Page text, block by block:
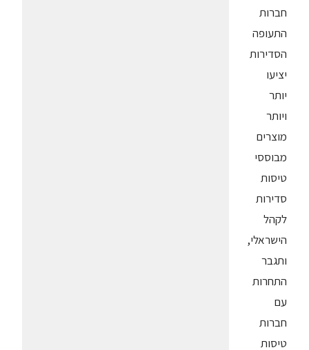
חברות
התעופה
הסדירות
יציעו
יותר
ויותר
מוצרים
מבוססי
טיסות
סדירות
לקהל
הישראלי,
ותגבר
התחרות
עם
חברות
טיסות